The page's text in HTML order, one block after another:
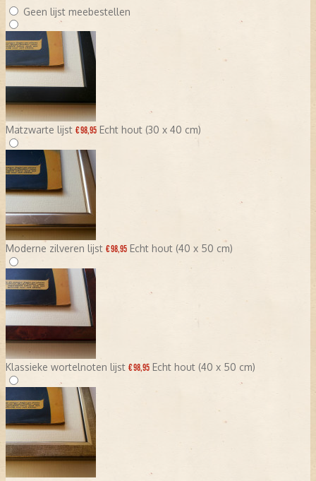
Geen lijst meebestellen
Matzwarte lijst € 98,95 Echt hout (30 x 40 cm)
Moderne zilveren lijst € 98,95 Echt hout (40 x 50 cm)
Klassieke wortelnoten lijst € 98,95 Echt hout (40 x 50 cm)